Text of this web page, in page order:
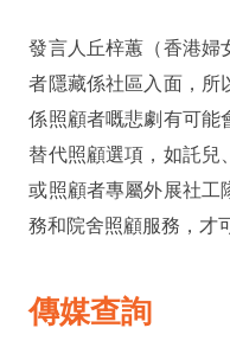
發言人丘梓蕙（香港婦
者隱藏係社區入面，所
係照顧者嘅悲劇有可能
替代照顧選項，如託兒
或照顧者專屬外展社工
務和院舍照顧服務，才
傳媒查詢